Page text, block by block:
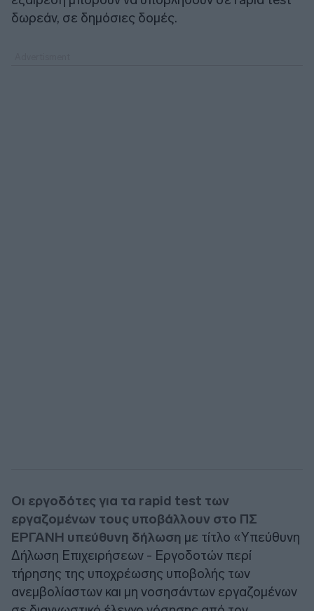
δωρεάν, σε δημόσιες δομές.
Οι εργοδότες για τα rapid test των
εργαζομένων τους υποβάλλουν στο ΠΣ
ΕΡΓΑΝΗ υπεύθυνη δήλωση με τίτλο «Υπεύθυνη
Δήλωση Επιχειρήσεων - Εργοδοτών περί
τήρησης της υποχρέωσης υποβολής των
ανεμβολίαστων και μη νοσησάντων εργαζομένων